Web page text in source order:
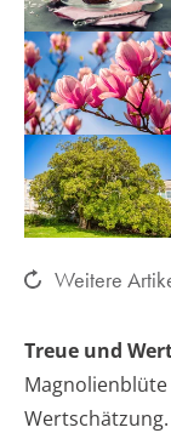
Weitere
Treue und